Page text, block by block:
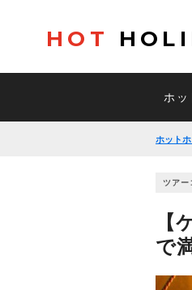
HOT
ホ
ホット
ツア
【
で